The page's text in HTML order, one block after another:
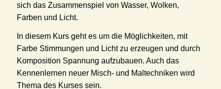
sich das Zusammenspiel von Wasser, Wolken,
Farben und Licht.
In diesem Kurs geht es um die Möglichkeiten, mit
Farbe Stimmungen und Licht zu erzeugen und durch
Komposition Spannung aufzubauen. Auch das
Kennenlernen neuer Misch- und Maltechniken wird
Thema des Kurses sein.